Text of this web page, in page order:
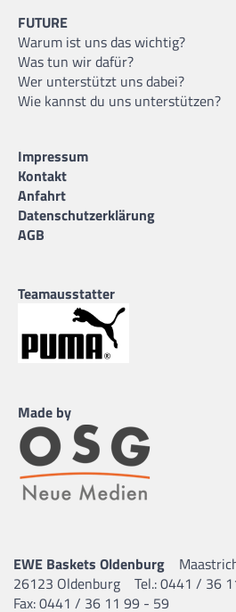
FUTURE
Warum ist uns das wichtig?
Was tun wir dafür?
Wer unterstützt uns dabei?
Wie kannst du uns unterstützen?
Impressum
Kontakt
Anfahrt
Datenschutzerklärung
AGB
Teamausstatter
Made by
EWE Baskets Oldenburg
26123 Oldenburg
Tel.: 0441 / 36
Fax: 0441 / 36 11 99 - 59